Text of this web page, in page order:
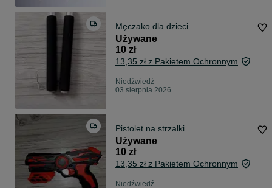
Męczako dla dzieci
Używane
10 zł
13,35 zł z Pakietem Ochronnym
Niedźwiedź
03 sierpnia 2026
Pistolet na strzałki
Używane
10 zł
13,35 zł z Pakietem Ochronnym
Niedźwiedź